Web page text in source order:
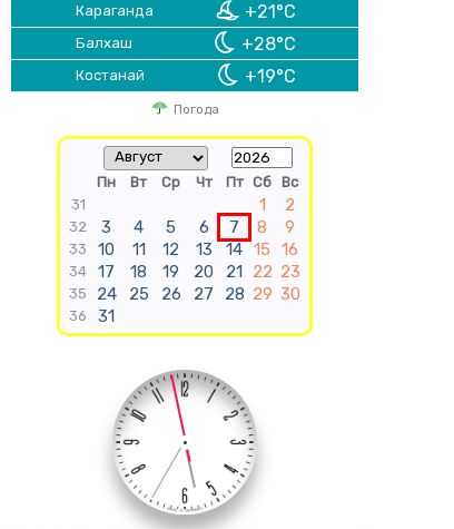
Караганда +21°C
Балхаш +28°C
Костанай +19°C
Погода
Пн Вт Ср Чт Пт Сб Вс
31
1 2
32 3 4 5 6 7 8 9
33 10 11 12 13 14 15 16
34 17 18 19 20 21 22 23
35 24 25 26 27 28 29 30
36 31